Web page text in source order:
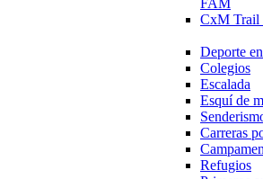
FAM
CxM
Deporte
Colegios
Escalada
Esquí de
Carreras
Refugios